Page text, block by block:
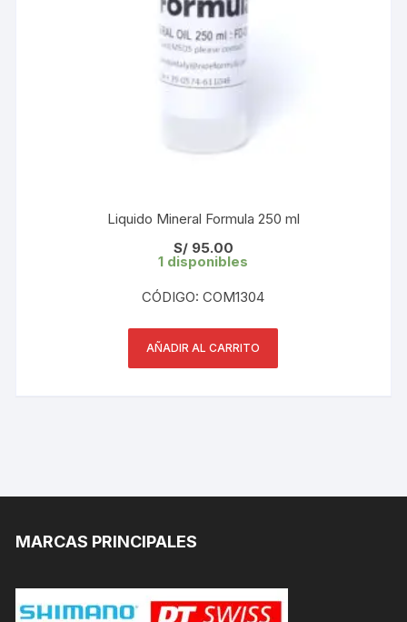
Liquido Mineral Formula 250 ml
S/95.00
1 disponibles
CÓDIGO: COM1304
AÑADIR AL CARRITO
MARCAS PRINCIPALES